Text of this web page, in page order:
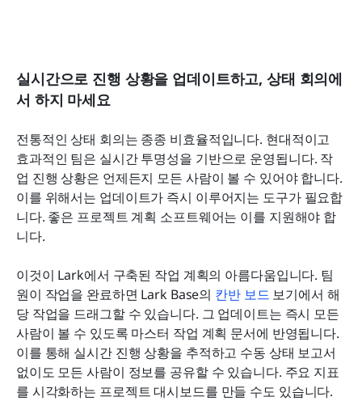
실시간으로 진행 상황을 업데이트하고, 상태 회의에
서 하지 마세요
전통적인 상태 회의는 종종 비효율적입니다. 현대적이고
효과적인 팀은 실시간 투명성을 기반으로 운영됩니다. 작
업 진행 상황은 언제든지 모든 사람이 볼 수 있어야 합니다.
이를 위해서는 업데이트가 즉시 이루어지는 도구가 필요합
니다. 좋은 프로젝트 계획 소프트웨어는 이를 지원해야 합
니다.
이것이 Lark에서 구축된 작업 계획의 아름다움입니다. 팀
원이 작업을 완료하면 Lark Base의 칸반 보드 보기에서 해
당 작업을 드래그할 수 있습니다. 그 업데이트는 즉시 모든
사람이 볼 수 있도록 마스터 작업 계획 문서에 반영됩니다.
이를 통해 실시간 진행 상황을 추적하고 수동 상태 보고서
없이도 모든 사람이 정보를 공유할 수 있습니다. 주요 지표
를 시각화하는 프로젝트 대시보드를 만들 수도 있습니다.